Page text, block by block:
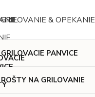
GRILOVANIE & OPEKANIE
GRILOVACIE PANVICE
ROŠTY NA GRILOVANIE